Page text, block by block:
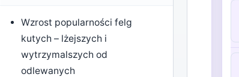
Wzrost popularności felg
kutych – lżejszych i
wytrzymalszych od
odlewanych